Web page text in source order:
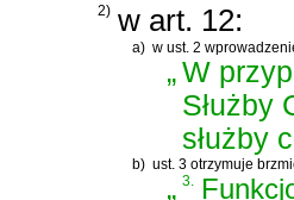
2) w art. 12:
a) w ust. 2
„W
Służby
służby
b) ust. 3 otrzymuje
„3.